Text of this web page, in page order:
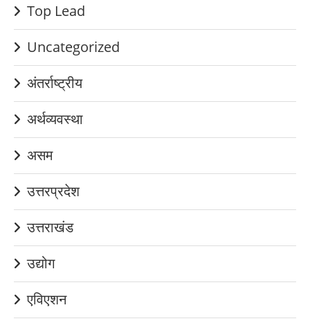
Top Lead
Uncategorized
अंतर्राष्ट्रीय
अर्थव्यवस्था
असम
उत्तरप्रदेश
उत्तराखंड
उद्योग
एविएशन